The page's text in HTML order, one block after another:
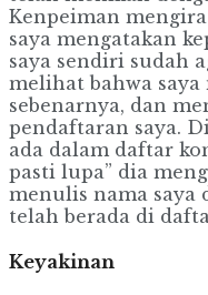
Kenpeiman
saya mengatakan
saya sendiri sudah
melihat bahwa saya
sebenarnya, dan
pendaftaran saya.
ada dalam daftar
pasti lupa” dia
menulis nama saya
telah berada di
Keyakinan